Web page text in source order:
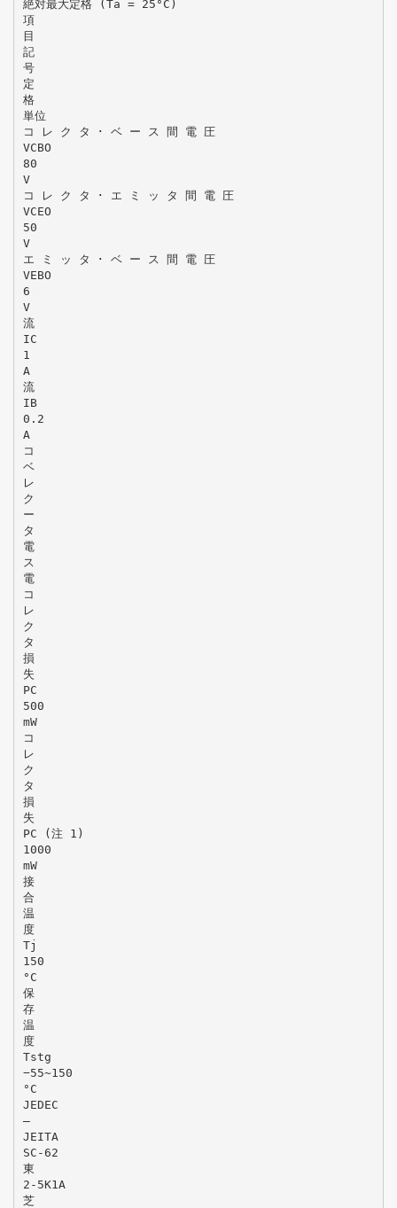
絶対最大定格 (Ta = 25°C)
項
目
記
号
定
格
単位
コ レ ク タ ･ ベ ー ス 間 電 圧
VCBO
80
V
コ レ ク タ ･ エ ミ ッ タ 間 電 圧
VCEO
50
V
エ ミ ッ タ ･ ベ ー ス 間 電 圧
VEBO
6
V
流
IC
1
A
流
IB
0.2
A
コ
ベ
レ
ク
ー
タ
電
ス
電
コ
レ
ク
タ
損
失
PC
500
mW
コ
レ
ク
タ
損
失
PC (注 1)
1000
mW
接
合
温
度
Tj
150
°C
保
存
温
度
Tstg
−55~150
°C
JEDEC
―
JEITA
SC-62
東
2-5K1A
芝